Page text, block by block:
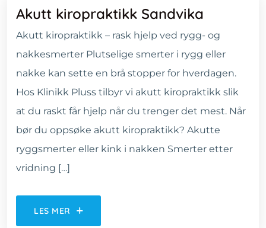
Akutt kiropraktikk Sandvika
Akutt kiropraktikk – rask hjelp ved rygg- og
nakkesmerter Plutselige smerter i rygg eller
nakke kan sette en brå stopper for hverdagen.
Hos Klinikk Pluss tilbyr vi akutt kiropraktikk slik
at du raskt får hjelp når du trenger det mest. Når
bør du oppsøke akutt kiropraktikk? Akutte
ryggsmerter eller kink i nakken Smerter etter
vridning […]
LES MER